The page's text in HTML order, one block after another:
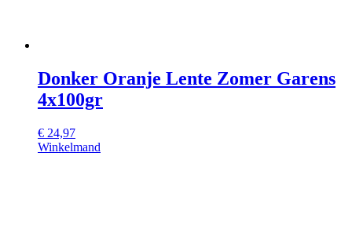
Donker Oranje Lente Zomer Garens
4x100gr
€ 24,97
Winkelmand